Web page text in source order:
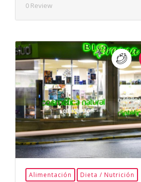
0 Review
Alimentación Dieta / Nutrición